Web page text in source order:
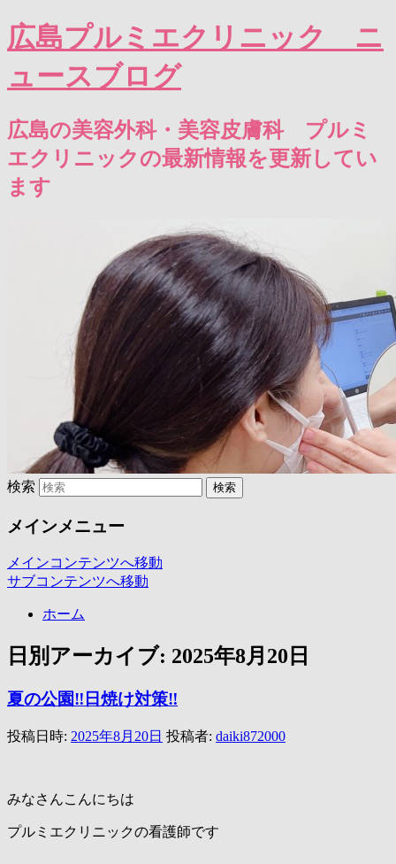
広島プルミエクリニック ニ
ュースブログ
広島の美容外科・美容皮膚科 プルミ
エクリニックの最新情報を更新してい
ます
検索
メインメニュー
メインコンテンツへ移動
サブコンテンツへ移動
ホーム
日別アーカイブ: 2025年8月20日
夏の公園‼️日焼け対策‼️
投稿日時: 2025年8月20日 投稿者: daiki872000
みなさんこんにちは
プルミエクリニックの看護師です